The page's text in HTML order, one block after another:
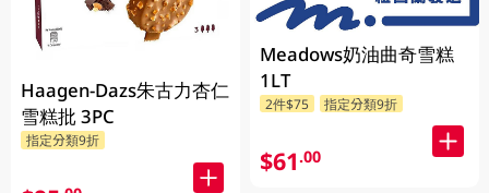
Haagen-Dazs朱古力杏仁
雪糕批 3PC
指定分類9折
Meadows奶油曲奇雪糕
1LT
2件$75 指定分類9折
$61.00